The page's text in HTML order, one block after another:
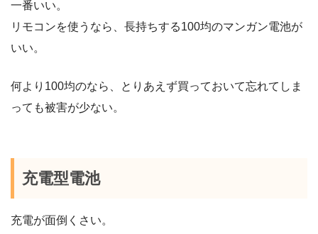
一番いい。
リモコンを使うなら、長持ちする100均のマンガン電池が
いい。
何より100均のなら、とりあえず買っておいて忘れてしま
っても被害が少ない。
充電型電池
充電が面倒くさい。